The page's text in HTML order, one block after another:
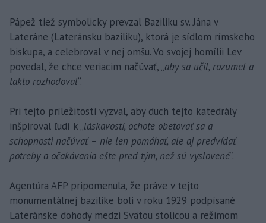
Pápež tiež symbolicky prevzal Baziliku sv. Jána v
Lateráne (Lateránsku baziliku), ktorá je sídlom rímskeho
biskupa, a celebroval v nej omšu. Vo svojej homílii Lev
povedal, že chce veriacim načúvať, „aby sa učil, rozumel a
takto rozhodoval“.
Pri tejto príležitosti vyzval, aby duch tejto katedrály
inšpiroval ľudí k „láskavosti, ochote obetovať sa a
schopnosti načúvať – nie len pomáhať, ale aj predvídať
potreby a očakávania ešte pred tým, než sú vyslovené“.
Agentúra AFP pripomenula, že práve v tejto
monumentálnej bazilike boli v roku 1929 podpísané
Lateránske dohody medzi Svätou stolicou a režimom